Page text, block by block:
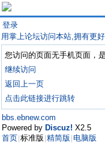
登录
用掌上论坛访问本站,拥有更
您访问的页面无手机页面，
继续访问
返回上一页
点击此链接进行跳转
bbs.ebnew.com
Powered by Discuz! X2.5
首页 标准版 精简版 电脑版